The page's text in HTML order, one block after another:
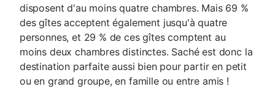
disposent d'au moins quatre chambres. Mais 69 %
des gîtes acceptent également jusqu'à quatre
personnes, et 29 % de ces gîtes comptent au
moins deux chambres distinctes. Saché est donc la
destination parfaite aussi bien pour partir en petit
ou en grand groupe, en famille ou entre amis !